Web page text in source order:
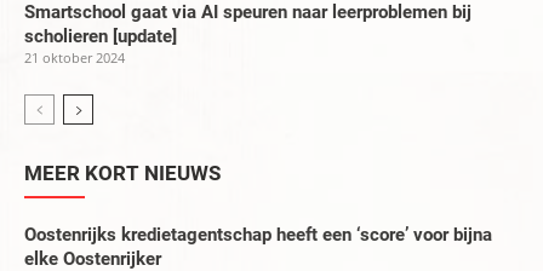
Smartschool gaat via AI speuren naar leerproblemen bij
scholieren [update]
21 oktober 2024
MEER KORT NIEUWS
Oostenrijks kredietagentschap heeft een ‘score’ voor bijna
elke Oostenrijker